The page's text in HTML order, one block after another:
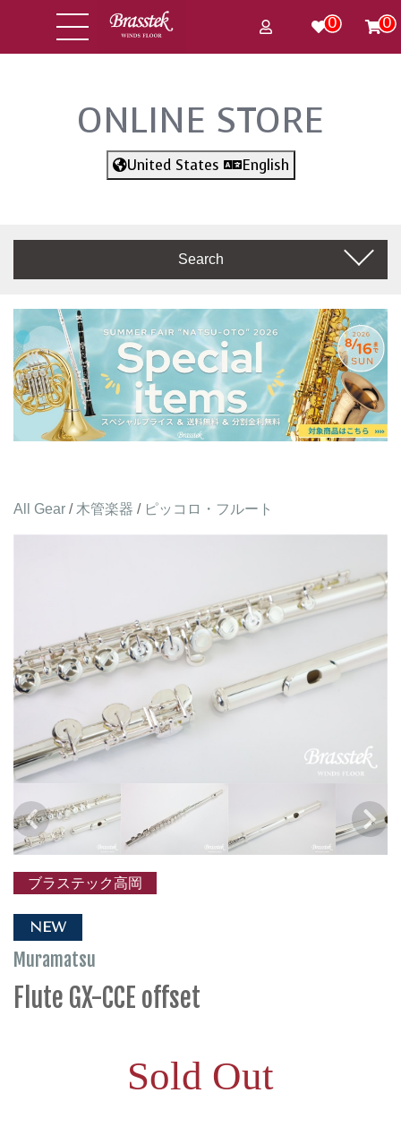
0 0
ONLINE STORE
United States English
Search
All Gear / 木管楽器 / ピッコロ・フルート
ブラステック高岡
NEW
Muramatsu
Flute GX-CCE offset
Sold Out